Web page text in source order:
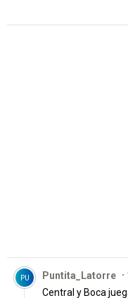
Comentario de
PU Puntita_Latorre
Central y Boca